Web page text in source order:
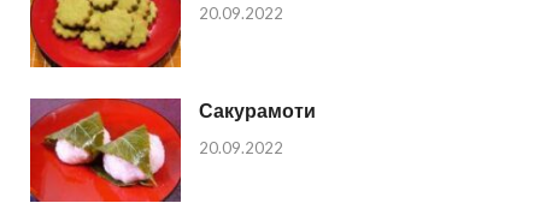
20.09.2022
Сакурамоти
20.09.2022